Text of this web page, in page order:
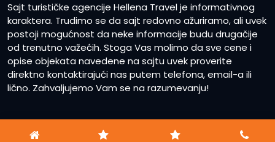
Sajt turističke agencije Hellena Travel je informativnog
karaktera. Trudimo se da sajt redovno ažuriramo, ali uvek
postoji mogućnost da neke informacije budu drugačije
od trenutno važećih. Stoga Vas molimo da sve cene i
opise objekata navedene na sajtu uvek proverite
direktno kontaktirajući nas putem telefona, email-a ili
lično. Zahvaljujemo Vam se na razumevanju!